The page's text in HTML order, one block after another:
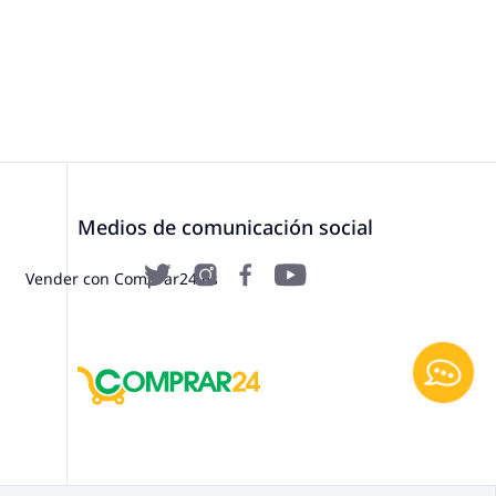
Vender con Comprar24.es
Medios de comunicación social